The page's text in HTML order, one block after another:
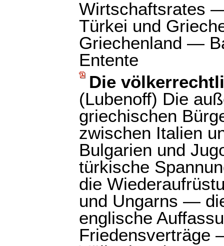
Wirtschaftsrates
Türkei und
Griechenland —
Entente
Die
(Lubenoff) Die
griechischen
zwischen Italien
Bulgarien und
türkische
die
und Ungarns —
englische
Friedensverträge